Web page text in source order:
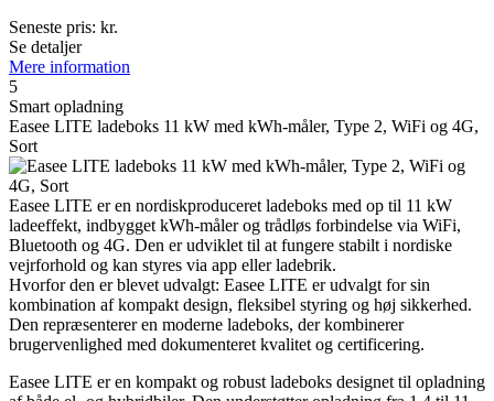
Seneste pris: kr.
Se detaljer
Mere information
5
Smart opladning
Easee LITE ladeboks 11 kW med kWh-måler, Type 2, WiFi og 4G,
Sort
Easee LITE er en nordiskproduceret ladeboks med op til 11 kW
ladeeffekt, indbygget kWh-måler og trådløs forbindelse via WiFi,
Bluetooth og 4G. Den er udviklet til at fungere stabilt i nordiske
vejrforhold og kan styres via app eller ladebrik.
Hvorfor den er blevet udvalgt: Easee LITE er udvalgt for sin
kombination af kompakt design, fleksibel styring og høj sikkerhed.
Den repræsenterer en moderne ladeboks, der kombinerer
brugervenlighed med dokumenteret kvalitet og certificering.
Easee LITE er en kompakt og robust ladeboks designet til opladning